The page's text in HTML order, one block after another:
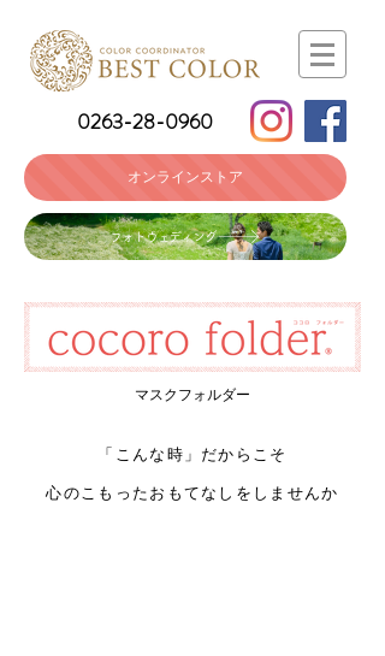
0263-28-0960
オンラインストア
フォトウェディング
マスクフォルダー
「こんな時」だからこそ
心のこもったおもてなしをしませんか